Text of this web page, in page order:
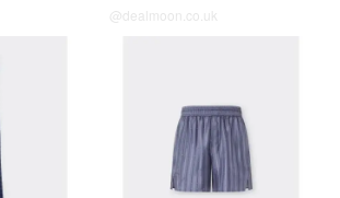
@dealmoon.co.uk